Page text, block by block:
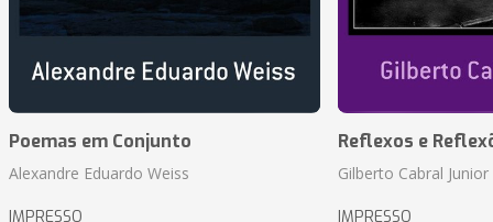
Poemas em Conjunto
Alexandre Eduardo Weiss
IMPRESSO
Reflexos e
Gilberto Cabral Junior
IMPRESSO